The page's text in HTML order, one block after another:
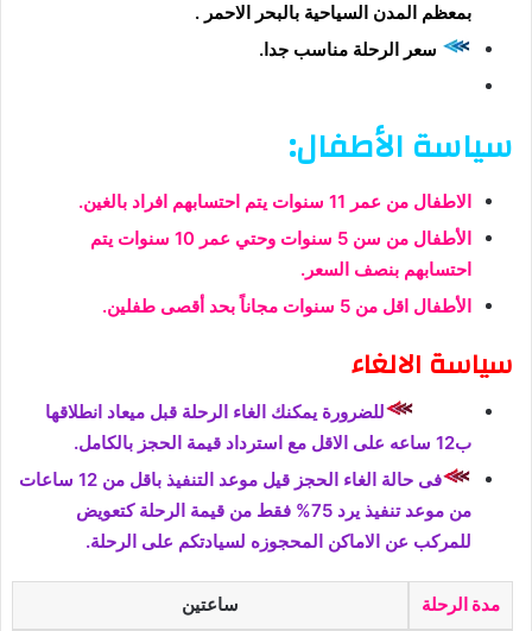
بمعظم المدن السياحية بالبحر الاحمر .
سعر الرحلة مناسب جدا.
سياسة الأطفال:
الاطفال من عمر 11 سنوات يتم احتسابهم افراد بالغين.
الأطفال من سن 5 سنوات وحتي عمر 10 سنوات يتم
احتسابهم بنصف السعر.
الأطفال اقل من 5 سنوات مجاناً بحد أقصى طفلين.
سياسة الالغاء
للضرورة يمكنك الغاء الرحلة قبل ميعاد انطلاقها
ب12 ساعه على الاقل مع استرداد قيمة الحجز بالكامل.
فى حالة الغاء الحجز قيل موعد التنفيذ باقل من 12 ساعات
من موعد تنفيذ يرد 75% فقط من قيمة الرحلة كتعويض
للمركب عن الاماكن المحجوزه لسيادتكم على الرحلة.
مدة الرحلة ساعتين